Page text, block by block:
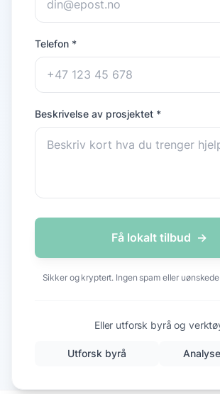
Telefon *
Beskrivelse av prosjektet *
Få lokalt tilbud →
Sikker og kryptert. Ingen spam eller
Eller utforsk byrå og
Utforsk byrå